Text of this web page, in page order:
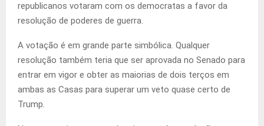
republicanos votaram com ​os ⁠democratas a favor ⁠da
resolução de poderes de guerra.
A votação é em grande parte simbólica. Qualquer
resolução também teria que ser aprovada no Senado para
entrar em vigor e obter as maiorias de dois terços em
ambas as Casas para superar um veto quase certo de
Trump.